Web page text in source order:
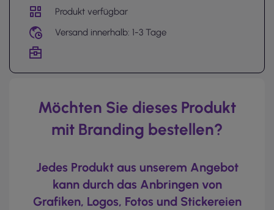
Produkt verfügbar
Versand innerhalb: 1-3 Tage
Möchten Sie dieses Produkt
mit Branding bestellen?
Jedes Produkt aus unserem Angebot
kann durch das Anbringen von
Grafiken, Logos, Fotos und Stickereien